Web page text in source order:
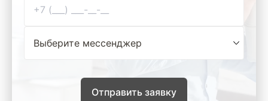
Отправить заявку